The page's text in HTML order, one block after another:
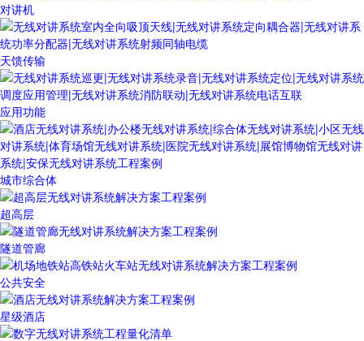
对讲机
天馈传输
应用功能
城市综合体
超高层
隧道管廊
公共安全
星级酒店